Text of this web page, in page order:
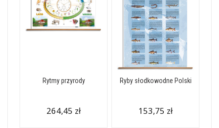
Rytmy przyrody
264,45 zł
Ryby słodkowodne Polski
153,75 zł